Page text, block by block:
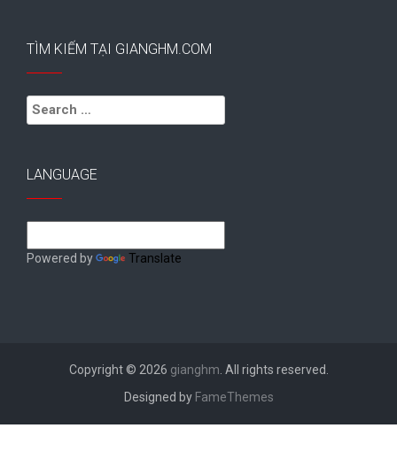
TÌM KIẾM TẠI GIANGHM.COM
Search
for:
LANGUAGE
Powered by Translate
Copyright © 2026 gianghm. All rights reserved.
Designed by FameThemes